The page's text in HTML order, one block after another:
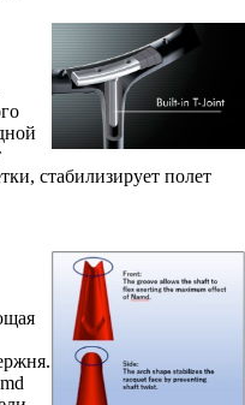
стабилизирует полет